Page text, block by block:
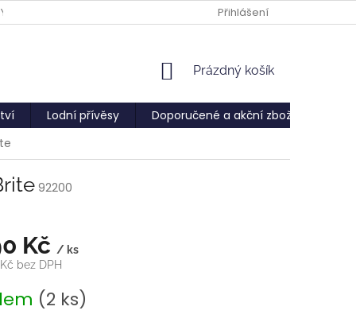
Přihlášení
NÁKUPNÍ
Prázdný košík
Lodní přívěsy Doporučené a akční zboží
92200
Kč / ks
bez DPH
(2 ks)